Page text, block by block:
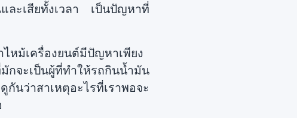
ละเสียทั้งเวลา เป็นปัญหาที่
หม้เครื่องยนต์มีปัญหาเพียง
กจะเป็นผู้ที่ทำให้รถกินน้ำมัน
นว่าสาเหตุอะไรที่เราพอจะ